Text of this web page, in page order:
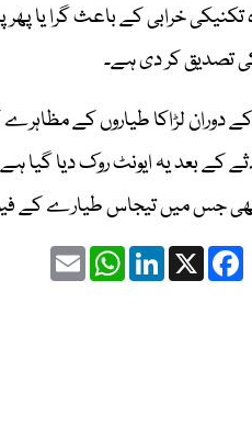
خرابی کے باعث گرا یا پھر
تصدیق کر دی ہے۔
کے دوران لڑاکا طیاروں کے
کے بعد یہ ایونٹ روک دیا گیا
جس میں تیجاس طیارے کے
Facebook
X
LinkedIn
WhatsApp
Email